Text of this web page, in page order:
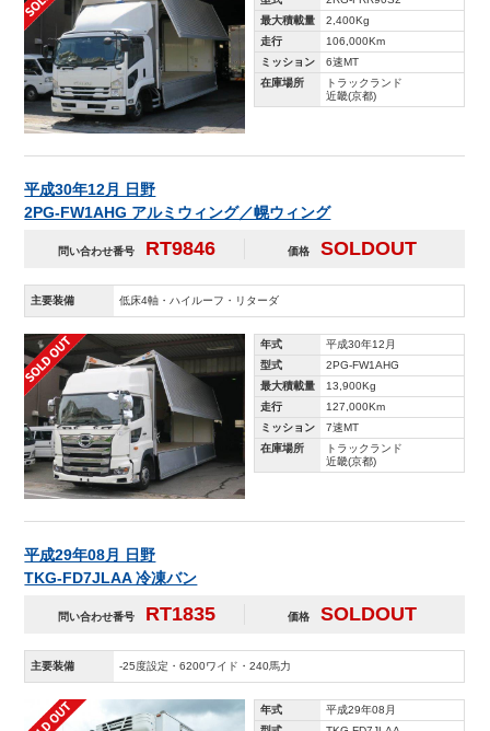
最大積載量
2,400Kg
走行
106,000Km
ミッション
6速MT
在庫場所
トラックランド
近畿(京都)
平成30年12月 日野
2PG-FW1AHG アルミウィング／幌ウィング
問い合わせ番号 RT9846 価格 SOLDOUT
主要装備 低床4軸・ハイルーフ・リターダ
年式
平成30年12月
型式
2PG-FW1AHG
最大積載量
13,900Kg
走行
127,000Km
ミッション
7速MT
在庫場所
トラックランド
近畿(京都)
平成29年08月 日野
TKG-FD7JLAA 冷凍バン
問い合わせ番号 RT1835 価格 SOLDOUT
主要装備 -25度設定・6200ワイド・240馬力
年式
平成29年08月